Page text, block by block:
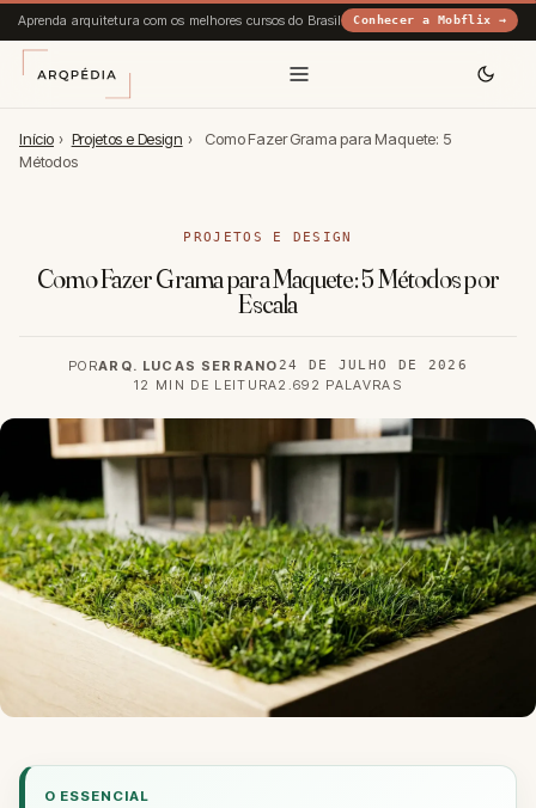
Aprenda arquitetura com os melhores cursos do Brasil Conhecer a Mobflix →
Início › Projetos e Design ›
Como Fazer Grama para Maquete: 5
Métodos
PROJETOS E DESIGN
Como Fazer Grama para Maquete: 5 Métodos por
Escala
PORARQ. LUCAS SERRANO24 DE JULHO DE 2026
12 MIN DE LEITURA2.692 PALAVRAS
O ESSENCIAL